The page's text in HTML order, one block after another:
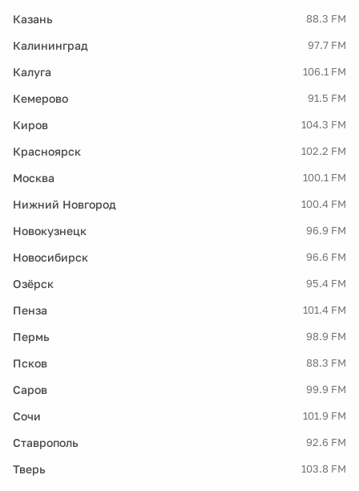
Казань 88.3 FM
Калининград 97.7 FM
Калуга 106.1 FM
Кемерово 91.5 FM
Киров 104.3 FM
Красноярск 102.2 FM
Москва 100.1 FM
Нижний Новгород 100.4 FM
Новокузнецк 96.9 FM
Новосибирск 96.6 FM
Озёрск 95.4 FM
Пенза 101.4 FM
Пермь 98.9 FM
Псков 88.3 FM
Саров 99.9 FM
Сочи 101.9 FM
Ставрополь 92.6 FM
Тверь 103.8 FM